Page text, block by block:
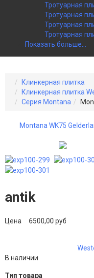
Тротуарная
Тротуарная
Тротуарная
Тротуарная
Показать больше...
Клинкерная плитка
Клинкерная плитка
Серия Montana
Montana WK75
antik
Цена 6500,00 руб
В наличии
Тип товара